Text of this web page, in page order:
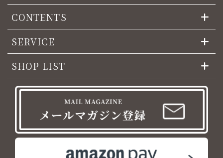
CONTENTS
SERVICE
SHOP LIST